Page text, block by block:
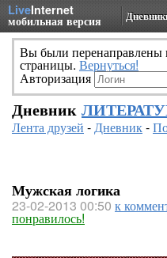
LiveInternet
мобильная версия
Вы были
страницы. Вернуться!
Авторизация
Дневник
Лента друзей -Дневник-
Мужская логика
23-02-2013 00:50 к
понравилось!